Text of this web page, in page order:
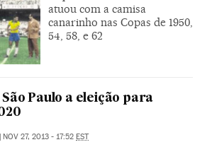
atuou com a camisa
canarinho nas Copas de 1950,
54, 58, e 62
Paulo a eleição para
| NOV 27, 2013 - 17:52 EST